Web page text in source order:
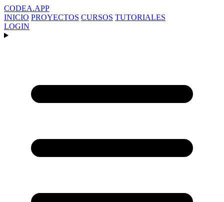
CODEA.APP
INICIO PROYECTOS CURSOS TUTORIALES
LOGIN